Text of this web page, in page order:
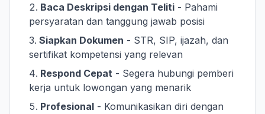
Baca Deskripsi dengan Teliti - Pahami
persyaratan dan tanggung jawab posisi
Siapkan Dokumen - STR, SIP, ijazah, dan
sertifikat kompetensi yang relevan
Respond Cepat - Segera hubungi pemberi
kerja untuk lowongan yang menarik
Profesional - Komunikasikan diri dengan